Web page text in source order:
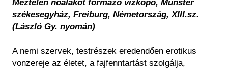
Meztelen nőalakot formázó vízköpő, Münster
székesegyház, Freiburg, Németország, XIII.sz.
(László Gy. nyomán)
A nemi szervek, testrészek eredendően erotikus
vonzereje az életet, a fajfenntartást szolgálja,